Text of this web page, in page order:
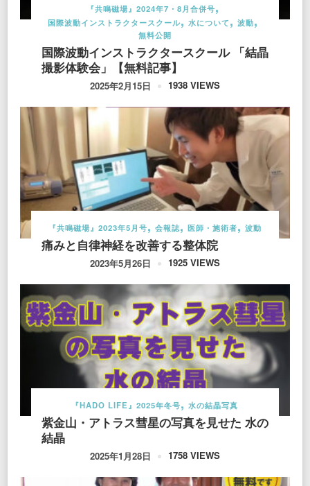
『共鳴磁場』2024年7・8月合併号
国際波動インストラクタースクール
水について
波動
無料公開
国際波動インストラクタースクール 「結晶
撮影体験会」【無料記事】
2025年2月15日 1938 VIEWS
『共鳴磁場』2023年5月号 会報誌 医師・施術者 波動
痛みと自律神経を改善する整体院
2023年5月26日 1925 VIEWS
『HADO LIFE』2025年冬号 水の結晶写真
紫金山・アトラス彗星の写真を見せた 水の
結晶
2025年1月28日 1758 VIEWS